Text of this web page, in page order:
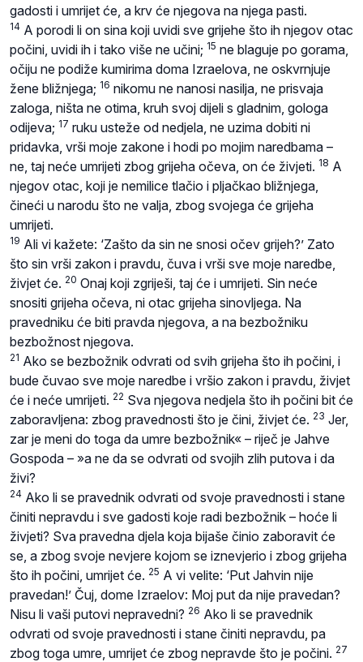
gadosti i umrijet će, a krv će njegova na njega pasti.
14 A porodi li on sina koji uvidi sve grijehe što ih njegov otac
počini, uvidi ih i tako više ne učini; 15 ne blaguje po gorama,
očiju ne podiže kumirima doma Izraelova, ne oskvrnjuje
žene bližnjega; 16 nikomu ne nanosi nasilja, ne prisvaja
zaloga, ništa ne otima, kruh svoj dijeli s gladnim, gologa
odijeva; 17 ruku usteže od nedjela, ne uzima dobiti ni
pridavka, vrši moje zakone i hodi po mojim naredbama –
ne, taj neće umrijeti zbog grijeha očeva, on će živjeti. 18 A
njegov otac, koji je nemilice tlačio i pljačkao bližnjega,
čineći u narodu što ne valja, zbog svojega će grijeha
umrijeti.
19 Ali vi kažete: ‘Zašto da sin ne snosi očev grijeh?’ Zato
što sin vrši zakon i pravdu, čuva i vrši sve moje naredbe,
živjet će. 20 Onaj koji zgriješi, taj će i umrijeti. Sin neće
snositi grijeha očeva, ni otac grijeha sinovljega. Na
pravedniku će biti pravda njegova, a na bezbožniku
bezbožnost njegova.
21 Ako se bezbožnik odvrati od svih grijeha što ih počini, i
bude čuvao sve moje naredbe i vršio zakon i pravdu, živjet
će i neće umrijeti. 22 Sva njegova nedjela što ih počini bit će
zaboravljena: zbog pravednosti što je čini, živjet će. 23 Jer,
zar je meni do toga da umre bezbožnik« – riječ je Jahve
Gospoda – »a ne da se odvrati od svojih zlih putova i da
živi?
24 Ako li se pravednik odvrati od svoje pravednosti i stane
činiti nepravdu i sve gadosti koje radi bezbožnik – hoće li
živjeti? Sva pravedna djela koja bijaše činio zaboravit će
se, a zbog svoje nevjere kojom se iznevjerio i zbog grijeha
što ih počini, umrijet će. 25 A vi velite: ‘Put Jahvin nije
pravedan!’ Čuj, dome Izraelov: Moj put da nije pravedan?
Nisu li vaši putovi nepravedni? 26 Ako li se pravednik
odvrati od svoje pravednosti i stane činiti nepravdu, pa
zbog toga umre, umrijet će zbog nepravde što je počini. 27